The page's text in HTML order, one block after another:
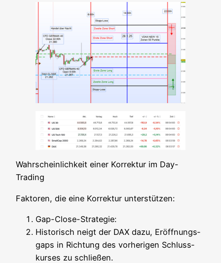
Wahr­schein­lich­keit einer Kor­rek­tur im Day-
Trading
Fak­to­ren, die eine Kor­rek­tur unterstützen:
Gap-Clo­se-Stra­te­gie:
His­to­risch neigt der DAX dazu, Eröff­nungs­
gaps in Rich­tung des vor­he­ri­gen Schluss­
kur­ses zu schließen.